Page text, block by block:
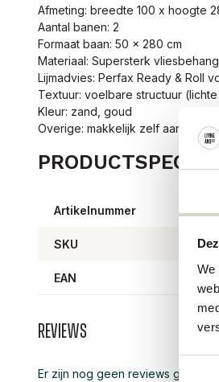
We
Afmeting: breedte 100 x hoogte
Aantal banen: 2
Formaat baan: 50 x 280 cm
Materiaal: Supersterk
Lijmadvies: Perfax Ready & Roll
Textuur: voelbare structuur
Kleur: zand, goud
Overige: makkelijk zelf aan te
Artikelnummer
SKU
EAN
Reviews
Er zijn nog geen reviews